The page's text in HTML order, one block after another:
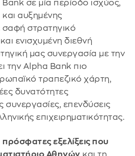
Bank σε μία περίοδο ισχύος,
αυξημένης
σαφή στρατηγικό
ενισχυμένη διεθνή
μας συνεργασία με την
την Alpha Bank πιο
τραπεζικό χάρτη,
δυνατότητες
συνεργασίες, επενδύσεις
επιχειρηματικότητας.
πρόσφατες εξελίξεις που
Αθηνών και τη